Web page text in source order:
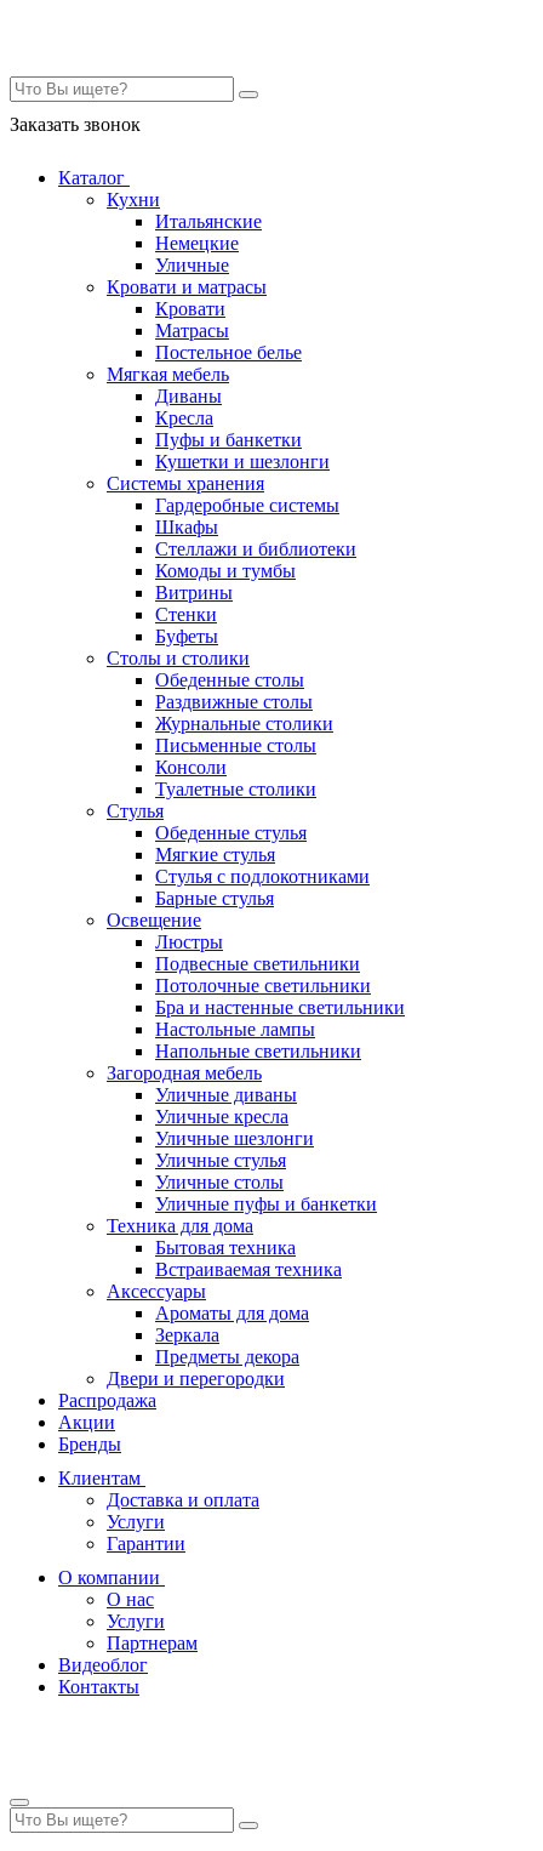
Заказать звонок
Каталог
Кухни
Итальянские
Немецкие
Уличные
Кровати и матрасы
Кровати
Матрасы
Постельное белье
Мягкая мебель
Диваны
Кресла
Пуфы и банкетки
Кушетки и шезлонги
Системы хранения
Гардеробные системы
Шкафы
Стеллажи и библиотеки
Комоды и тумбы
Витрины
Стенки
Буфеты
Столы и столики
Обеденные столы
Раздвижные столы
Журнальные столики
Письменные столы
Консоли
Туалетные столики
Стулья
Обеденные стулья
Мягкие стулья
Стулья с подлокотниками
Барные стулья
Освещение
Люстры
Подвесные светильники
Потолочные светильники
Бра и настенные светильники
Настольные лампы
Напольные светильники
Загородная мебель
Уличные диваны
Уличные кресла
Уличные шезлонги
Уличные стулья
Уличные столы
Уличные пуфы и банкетки
Техника для дома
Бытовая техника
Встраиваемая техника
Аксессуары
Ароматы для дома
Зеркала
Предметы декора
Двери и перегородки
Распродажа
Акции
Бренды
Клиентам
Доставка и оплата
Услуги
Гарантии
О компании
О нас
Услуги
Партнерам
Видеоблог
Контакты